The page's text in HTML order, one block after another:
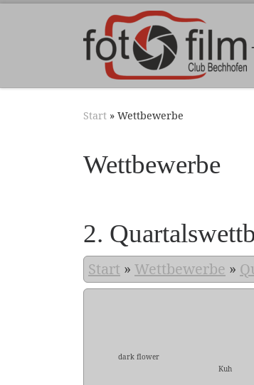
Zum Inhalt springen
Start » Wettbewerbe
Wettbewerbe
2.
Start » Wettbewerbe »
dark flower
Kuh